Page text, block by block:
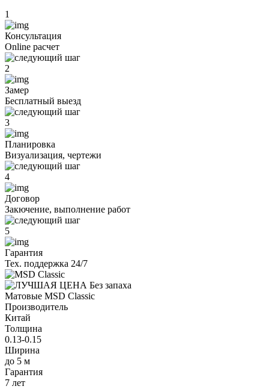
1
Консультация
Оnline расчет
2
Замер
Бесплатный выезд
3
Планировка
Визуализация, чертежи
4
Договор
Закючение, выполнение работ
5
Гарантия
Тех. поддержка 24/7
Без запаха
Матовые MSD Classic
Производитель
Китай
Толщина
0.13-0.15
Ширина
до 5 м
Гарантия
7 лет